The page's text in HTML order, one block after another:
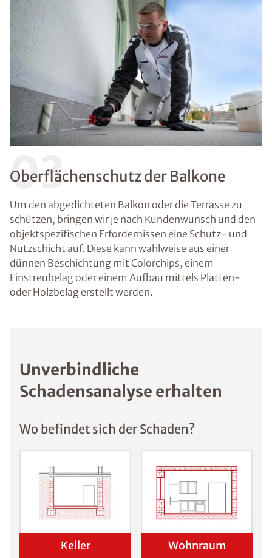
03
Oberflächenschutz der Balkone
Um den abgedichteten Balkon oder die Terrasse zu
schützen, bringen wir je nach Kundenwunsch und den
objektspezifischen Erfordernissen eine Schutz- und
Nutzschicht auf. Diese kann wahlweise aus einer
dünnen Beschichtung mit Colorchips, einem
Einstreubelag oder einem Aufbau mittels Platten-
oder Holzbelag erstellt werden.
Unverbindliche
Schadensanalyse erhalten
Wo befindet sich der Schaden?
Keller Wohnraum